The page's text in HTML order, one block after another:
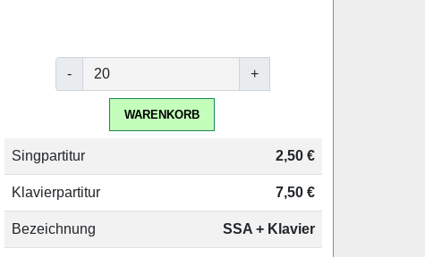
- +
WARENKORB
Singpartitur 2,50 €
Klavierpartitur 7,50 €
Bezeichnung SSA + Klavier